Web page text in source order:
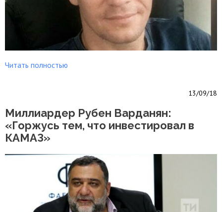
Читать полностью
13/09/18
Миллиардер Рубен Варданян:
«Горжусь тем, что инвестировал в
КАМАЗ»